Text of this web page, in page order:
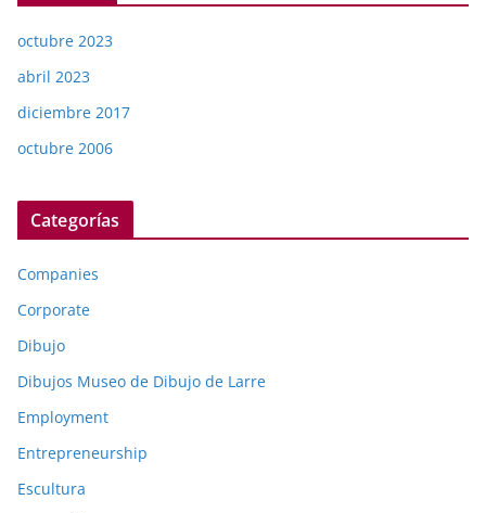
octubre 2023
abril 2023
diciembre 2017
octubre 2006
Categorías
Companies
Corporate
Dibujo
Dibujos Museo de Dibujo de Larre
Employment
Entrepreneurship
Escultura